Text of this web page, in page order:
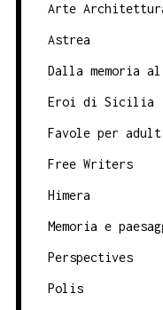
Arte
Astrea
Dalla memoria
Eroi di Sicilia
Favole per
Free Writers
Himera
Memoria e
Perspectives
Polis